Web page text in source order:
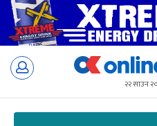
Skip
२२ साउन